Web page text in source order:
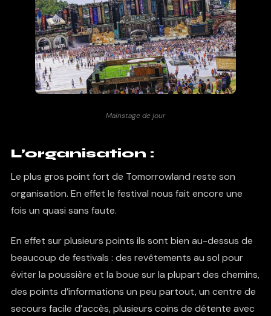
Mainstage de jour
L’organisation :
Le plus gros point fort de Tomorrowland reste son
organisation. En effet le festival nous fait encore une
fois un quasi sans faute.
En effet sur plusieurs points ils sont bien au-dessus de
beaucoup de festivals : des revêtements au sol pour
éviter la poussière et la boue sur la plupart des chemins,
des points d’informations un peu partout, un centre de
secours facile d’accès, plusieurs coins de détente avec